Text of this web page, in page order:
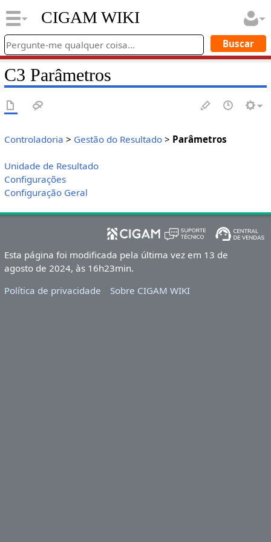
CIGAM WIKI
C3 Parâmetros
Controladoria > Gestão do Resultado> Parâmetros
Unidade de Resultado
Configurações
Configuração Geral
Esta página foi modificada pela última vez em 13 de
agosto de 2024, às 16h23min.
Política de privacidade
Sobre CIGAM WIKI